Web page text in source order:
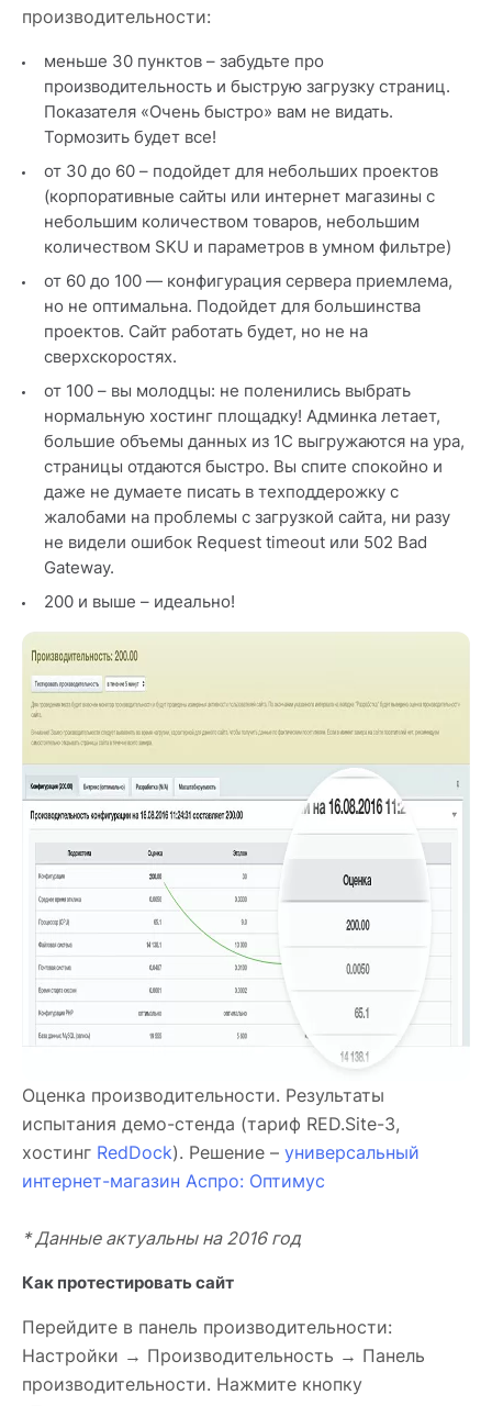
производительности:
меньше 30 пунктов – забудьте про
производительность и быструю загрузку страниц.
Показателя «Очень быстро» вам не видать.
Тормозить будет все!
от 30 до 60 – подойдет для небольших проектов
(корпоративные сайты или интернет магазины с
небольшим количеством товаров, небольшим
количеством SKU и параметров в умном фильтре)
от 60 до 100 — конфигурация сервера приемлема,
но не оптимальна. Подойдет для большинства
проектов. Сайт работать будет, но не на
сверхскоростях.
от 100 – вы молодцы: не поленились выбрать
нормальную хостинг площадку! Админка летает,
большие объемы данных из 1С выгружаются на ура,
страницы отдаются быстро. Вы спите спокойно и
даже не думаете писать в техподдерожку с
жалобами на проблемы с загрузкой сайта, ни разу
не видели ошибок Request timeout или 502 Bad
Gateway.
200 и выше – идеально!
Оценка производительности. Результаты
испытания демо-стенда (тариф RED.Site-3,
хостинг RedDock). Решение – универсальный
интернет-магазин Аспро: Оптимус
* Данные актуальны на 2016 год
Как протестировать сайт
Перейдите в панель производительности:
Настройки → Производительность → Панель
производительности. Нажмите кнопку